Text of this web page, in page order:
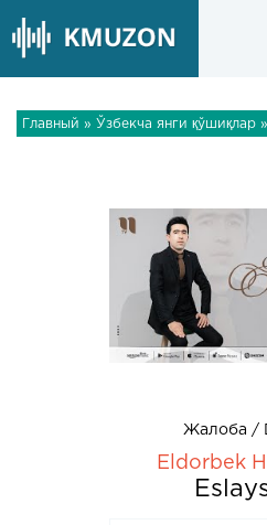
Главный » Ўзбекча янги қўшиқлар
Жалоба /
Eldorbek